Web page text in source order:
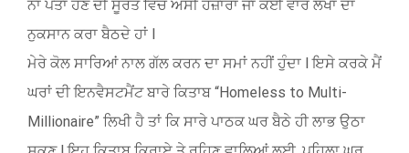
ਨਾ ਪਤਾ ਹੋਣ ਦੀ ਸੂਰਤ ਵਿੱਚ ਅਸੀਂ ਹਜ਼ਾਰਾਂ ਜਾਂ ਕਈ ਵਾਰ ਲੱਖਾਂ ਦਾ
ਨੁਕਸਾਨ ਕਰਾ ਬੈਠਦੇ ਹਾਂ l
ਮੇਰੇ ਕੋਲ ਸਾਰਿਆਂ ਨਾਲ ਗੱਲ ਕਰਨ ਦਾ ਸਮਾਂ ਨਹੀਂ ਹੁੰਦਾ l ਇਸੇ ਕਰਕੇ ਮੈਂ
ਘਰਾਂ ਦੀ ਇਨਵੈਸਟਮੈਂਟ ਬਾਰੇ ਕਿਤਾਬ “Homeless to Multi-
Millionaire” ਲਿਖੀ ਹੈ ਤਾਂ ਕਿ ਸਾਰੇ ਪਾਠਕ ਘਰ ਬੈਠੇ ਹੀ ਲਾਭ ਉਠਾ